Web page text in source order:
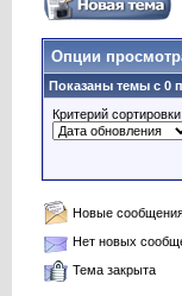
Опции
Показаны темы с 0
Критерий сортировки
Новые
Нет новых
Тема закрыта